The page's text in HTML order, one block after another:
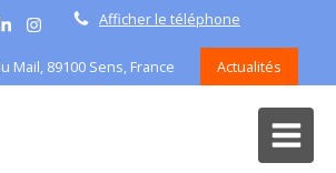
Afficher le téléphone
Mail, 89100 Sens, France Actualités